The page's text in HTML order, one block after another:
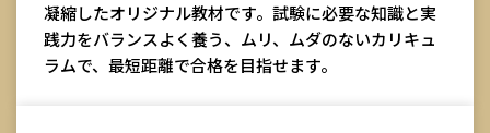
凝縮したオリジナル教材です。試験に必要な知識と実
践力をバランスよく養う、ムリ、ムダのないカリキュ
ラムで、最短距離で合格を目指せます。